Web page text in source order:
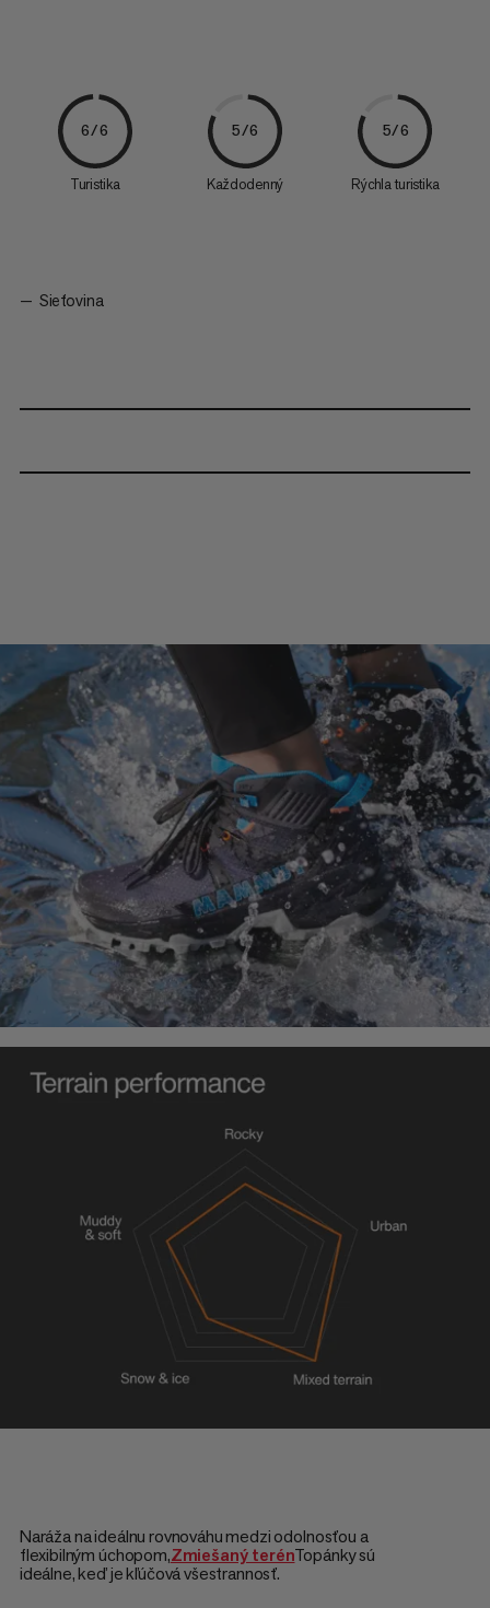
6/6
Turistika
5/6
Každodenný
5/6
Rýchla turistika
Sieťovina
Naráža na ideálnu rovnováhu medzi odolnosťou a
flexibilným úchopom,Zmiešaný terénTopánky sú
ideálne, keď je kľúčová všestrannosť.